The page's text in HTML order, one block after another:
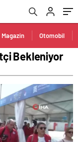
Magazin Otomobil
Bekleniyor